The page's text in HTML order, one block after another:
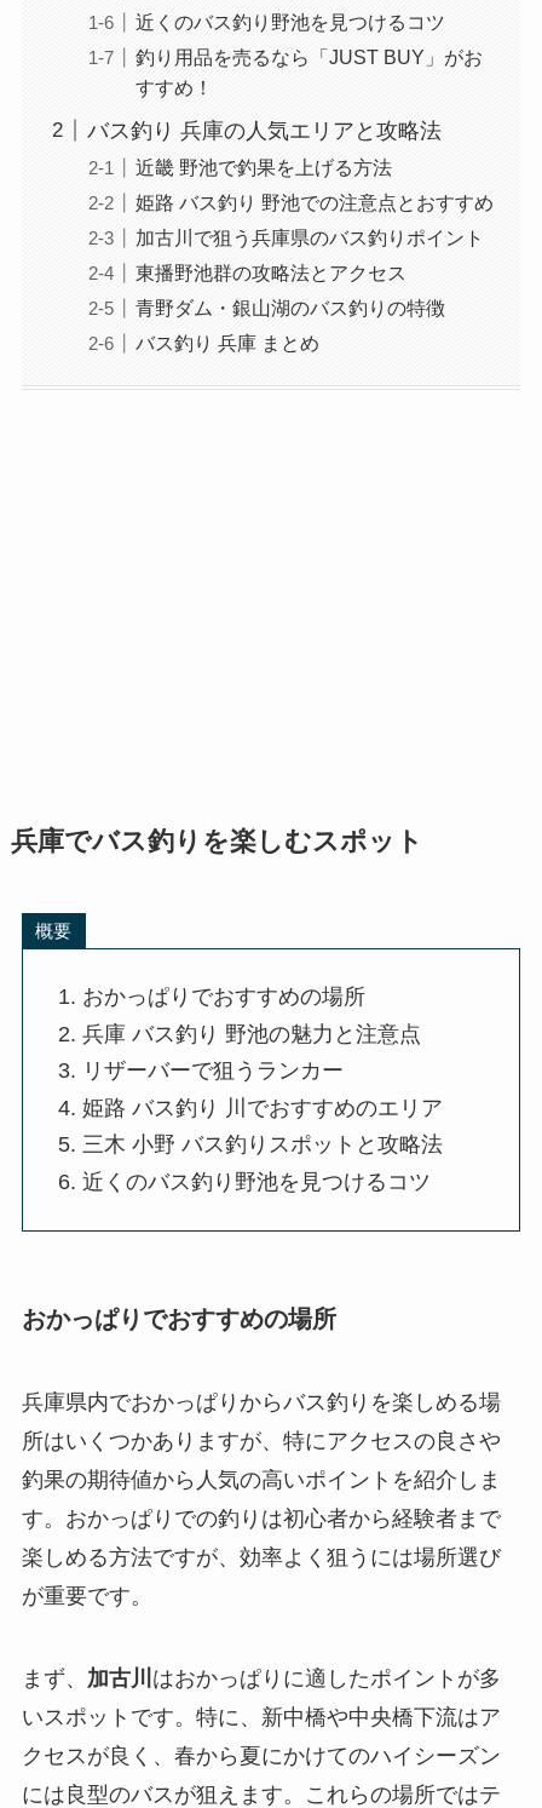
近くのバス釣り野池を見つけるコツ
釣り用品を売るなら「JUST BUY」がお
すすめ！
バス釣り 兵庫の人気エリアと攻略法
近畿 野池で釣果を上げる方法
姫路 バス釣り 野池での注意点とおすすめ
加古川で狙う兵庫県のバス釣りポイント
東播野池群の攻略法とアクセス
青野ダム・銀山湖のバス釣りの特徴
バス釣り 兵庫 まとめ
兵庫でバス釣りを楽しむスポット
概要
おかっぱりでおすすめの場所
兵庫 バス釣り 野池の魅力と注意点
リザーバーで狙うランカー
姫路 バス釣り 川でおすすめのエリア
三木 小野 バス釣りスポットと攻略法
近くのバス釣り野池を見つけるコツ
おかっぱりでおすすめの場所
兵庫県内でおかっぱりからバス釣りを楽しめる場
所はいくつかありますが、特にアクセスの良さや
釣果の期待値から人気の高いポイントを紹介しま
す。おかっぱりでの釣りは初心者から経験者まで
楽しめる方法ですが、効率よく狙うには場所選び
が重要です。
まず、 加古川 はおかっぱりに適したポイントが多
いスポットです。特に、新中橋や中央橋下流はア
クセスが良く、春から夏にかけてのハイシーズン
には良型のバスが狙えます。これらの場所ではテ